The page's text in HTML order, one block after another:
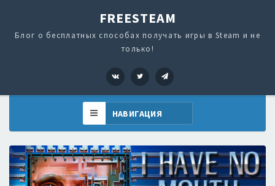
FREESTEAM
Блог о бесплатных способах получать игры в Steam и не
только!
VK Twitter